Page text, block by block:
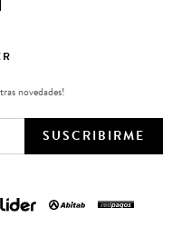
novedades!
SUSCRIBIRME